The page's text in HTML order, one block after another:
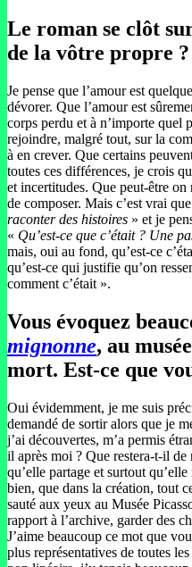
Le roman se clôt
de la vôtre propre ?
Je pense que l’amour est
dévorer. Que l’amour est
corps perdu et à n’importe quel
rejoindre, malgré tout, sur la
à en crever. Que certains
toutes ces différences, je crois
et incertitudes. Que peut-être on
de composer. Mais c’est vrai
raconter des histoires » et je
« Qu’est-ce que c’était ? Une
mais, oui au fond, qu’est-ce
qu’est-ce qui justifie qu’on
comment c’était ».
Vous évoquez
mignonne, au
mort. Est-ce que
Oui évidemment, je me suis
demandé de sortir alors que je
j’ai découvertes, m’a permis
il après moi ? Que restera-t-il de
qu’elle partage et surtout
bien, que dans la création, tout
sauté aux yeux au Musée
rapport à l’archive, garder des
J’aime beaucoup ce mot que
plus représentatives de toutes